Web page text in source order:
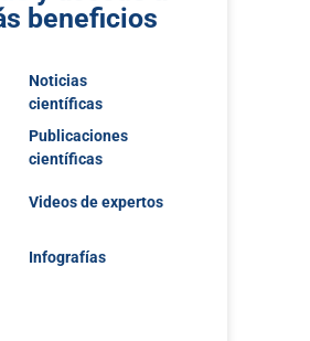
beneficios
Noticias
científicas
Publicaciones
científicas
Videos de expertos
Infografías